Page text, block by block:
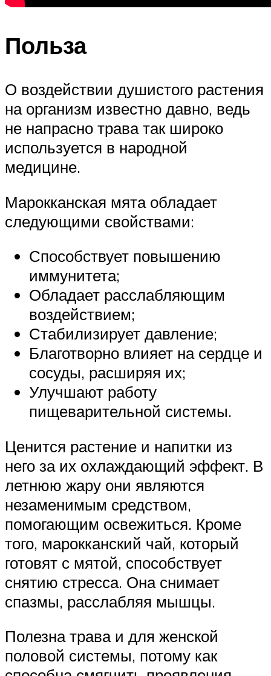
Польза
О воздействии душистого растения
на организм известно давно, ведь
не напрасно трава так широко
используется в народной
медицине.
Марокканская мята обладает
следующими свойствами:
Способствует повышению
иммунитета;
Обладает расслабляющим
воздействием;
Стабилизирует давление;
Благотворно влияет на сердце и
сосуды, расширяя их;
Улучшают работу
пищеварительной системы.
Ценится растение и напитки из
него за их охлаждающий эффект. В
летнюю жару они являются
незаменимым средством,
помогающим освежиться. Кроме
того, марокканский чай, который
готовят с мятой, способствует
снятию стресса. Она снимает
спазмы, расслабляя мышцы.
Полезна трава и для женской
половой системы, потому как